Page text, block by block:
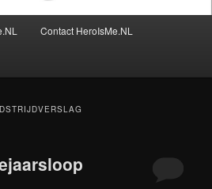
Contact HeroIsMe.NL